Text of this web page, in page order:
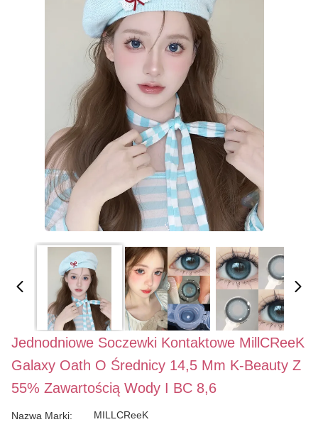
Jednodniowe Soczewki Kontaktowe MillCReeK
Galaxy Oath O Średnicy 14,5 Mm K-Beauty Z
55% Zawartością Wody I BC 8,6
Nazwa Marki: MILLCReeK